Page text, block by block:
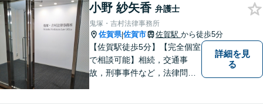
が望ましいのかを共に考えま
す。ぜひお気軽にご相談くだ
さい！【プライバシー完備】
小野 紗矢香 弁護士
鬼塚・吉村法律事務所
佐賀県|佐賀市 佐賀駅 から徒歩5分
【佐賀駅徒歩5分】【完全個室
で相談可能】相続，交通事
故，刑事事件など，法律問題
詳細を見
る